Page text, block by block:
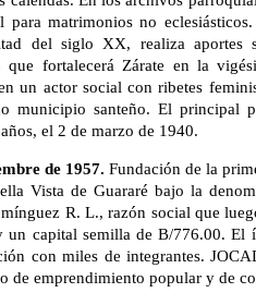
para matrimonios no
del siglo XX, realiza aportes
que fortalecerá Zárate en la
un actor social con ribetes
municipio santeño. El principal
el 2 de marzo de 1940.
de 1957. Fundación de la
Vista de Guararé bajo la
R. L., razón social que
un capital semilla de B/776.00. El
con miles de integrantes.
de emprendimiento popular y de